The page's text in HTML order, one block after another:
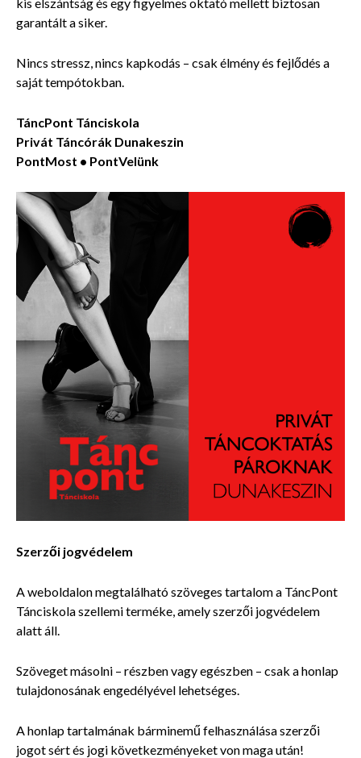
garantált a siker.
Nincs stressz, nincs kapkodás – csak élmény és fejlődés a
saját tempótokban.
TáncPont Tánciskola
Privát Táncórák Dunakeszin
PontMost • PontVelünk
Szerzői jogvédelem
A weboldalon megtalálható szöveges tartalom a TáncPont
Tánciskola szellemi terméke, amely szerzői jogvédelem
alatt áll.
Szöveget másolni – részben vagy egészben – csak a honlap
tulajdonosának engedélyével lehetséges.
A honlap tartalmának bárminemű felhasználása szerzői
jogot sért és jogi következményeket von maga után!